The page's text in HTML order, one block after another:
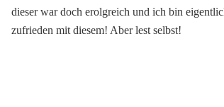
Lesemonat
Januar!
dieser war doch erolgreich und ich bin
zufrieden mit diesem! Aber lest selbst!